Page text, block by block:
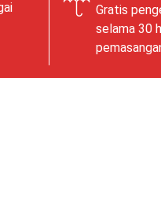
Gratis
selama 30